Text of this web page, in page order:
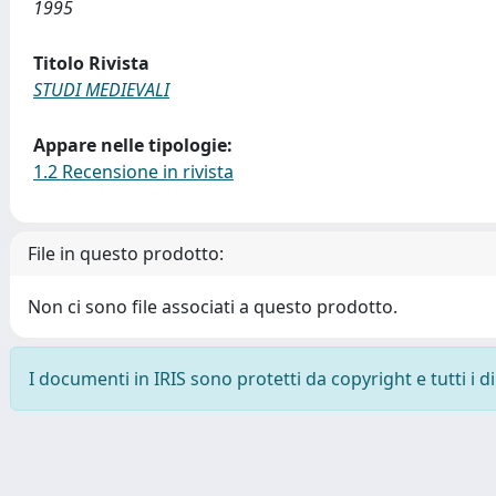
1995
Titolo Rivista
STUDI MEDIEVALI
Appare nelle tipologie:
1.2 Recensione in rivista
File in questo prodotto:
Non ci sono file associati a questo prodotto.
I documenti in IRIS sono protetti da copyright e tutti i